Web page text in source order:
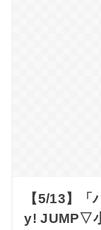
【5/13】
y! JUMP▽